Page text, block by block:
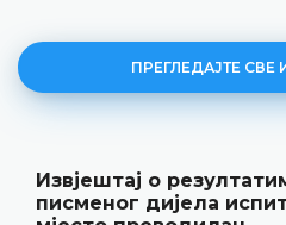
ПРЕГЛЕДАЈТЕ СВЕ
оцјењивања
за радно